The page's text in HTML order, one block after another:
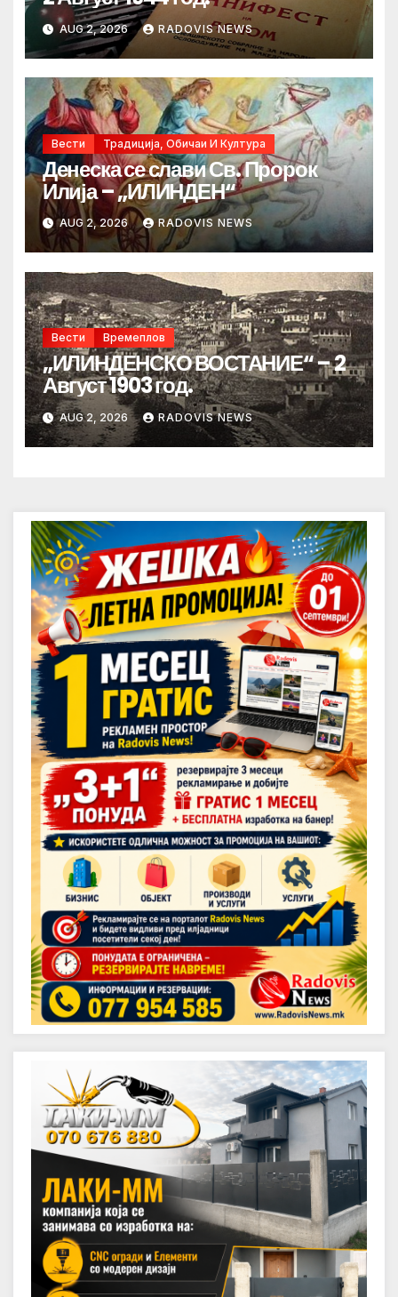
AUG 2, 2026 RADOVIS NEWS
Вести Традиција, Обичаи И Култура
Денеска се слави Св. Пророк
Илија – „ИЛИНДЕН“
AUG 2, 2026 RADOVIS NEWS
Вести Времеплов
„ИЛИНДЕНСКО ВОСТАНИЕ“ – 2
Август 1903 год.
AUG 2, 2026 RADOVIS NEWS